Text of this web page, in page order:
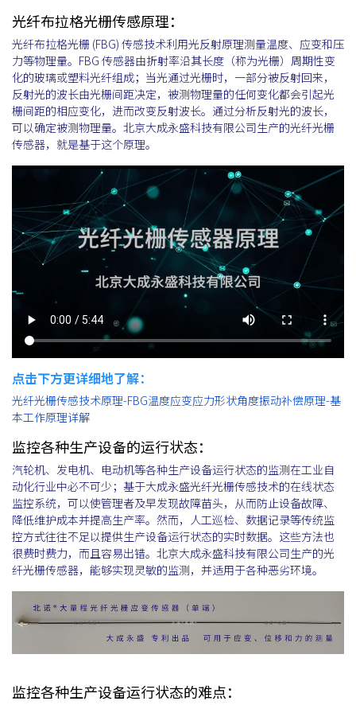
光纤布拉格光栅传感原理：
光纤布拉格光栅 (FBG) 传感技术利用光反射原理测量温度、应变和压
力等物理量。FBG 传感器由折射率沿其长度（称为光栅）周期性变
化的玻璃或塑料光纤组成；当光通过光栅时，一部分被反射回来，
反射光的波长由光栅间距决定，被测物理量的任何变化都会引起光
栅间距的相应变化，进而改变反射波长。通过分析反射光的波长，
可以确定被测物理量。北京大成永盛科技有限公司生产的光纤光栅
传感器，就是基于这个原理。
点击下方更详细地了解：
光纤光栅传感技术原理-FBG温度应变应力形状角度振动补偿原理-基
本工作原理详解
监控各种生产设备的运行状态：
汽轮机、发电机、电动机等各种生产设备运行状态的监测在工业自
动化行业中必不可少；基于大成永盛光纤光栅传感技术的在线状态
监控系统，可以使管理者及早发现故障苗头，从而防止设备故障、
降低维护成本并提高生产率。然而，人工巡检、数据记录等传统监
控方式往往不足以提供生产设备运行状态的实时数据。这些方法也
很费时费力，而且容易出错。北京大成永盛科技有限公司生产的光
纤光栅传感器，能够实现灵敏的监测，并适用于各种恶劣环境。
监控各种生产设备运行状态的难点：